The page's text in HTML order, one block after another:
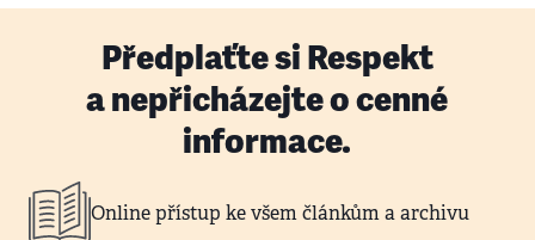
Předplaťte si Respekt
a nepřicházejte o cenné
informace.
Online přístup ke všem článkům a archivu